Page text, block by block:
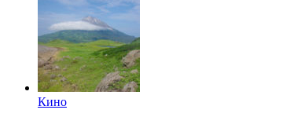
Кино